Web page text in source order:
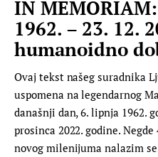
IN
1962. – 23. 12.
humanoidno
Ovaj tekst našeg suradnika
uspomena na legendarnog
današnji dan, 6. lipnja 1962.
prosinca 2022. godine.
novog milenijuma nalazim